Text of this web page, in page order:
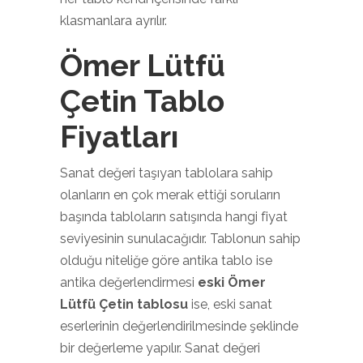
klasmanlara ayrılır.
Ömer Lütfü
Çetin Tablo
Fiyatları
Sanat değeri taşıyan tablolara sahip
olanların en çok merak ettiği soruların
başında tabloların satışında hangi fiyat
seviyesinin sunulacağıdır. Tablonun sahip
olduğu niteliğe göre antika tablo ise
antika değerlendirmesi eski Ömer
Lütfü Çetin tablosu ise, eski sanat
eserlerinin değerlendirilmesinde şeklinde
bir değerleme yapılır. Sanat değeri